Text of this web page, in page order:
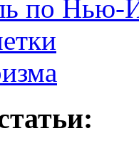
по Нью-